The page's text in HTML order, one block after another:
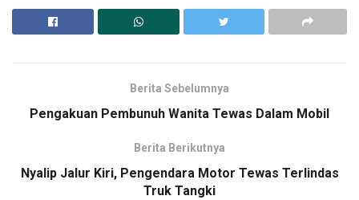
Berita Sebelumnya
Pengakuan Pembunuh Wanita Tewas Dalam Mobil
Berita Berikutnya
Nyalip Jalur Kiri, Pengendara Motor Tewas Terlindas
Truk Tangki